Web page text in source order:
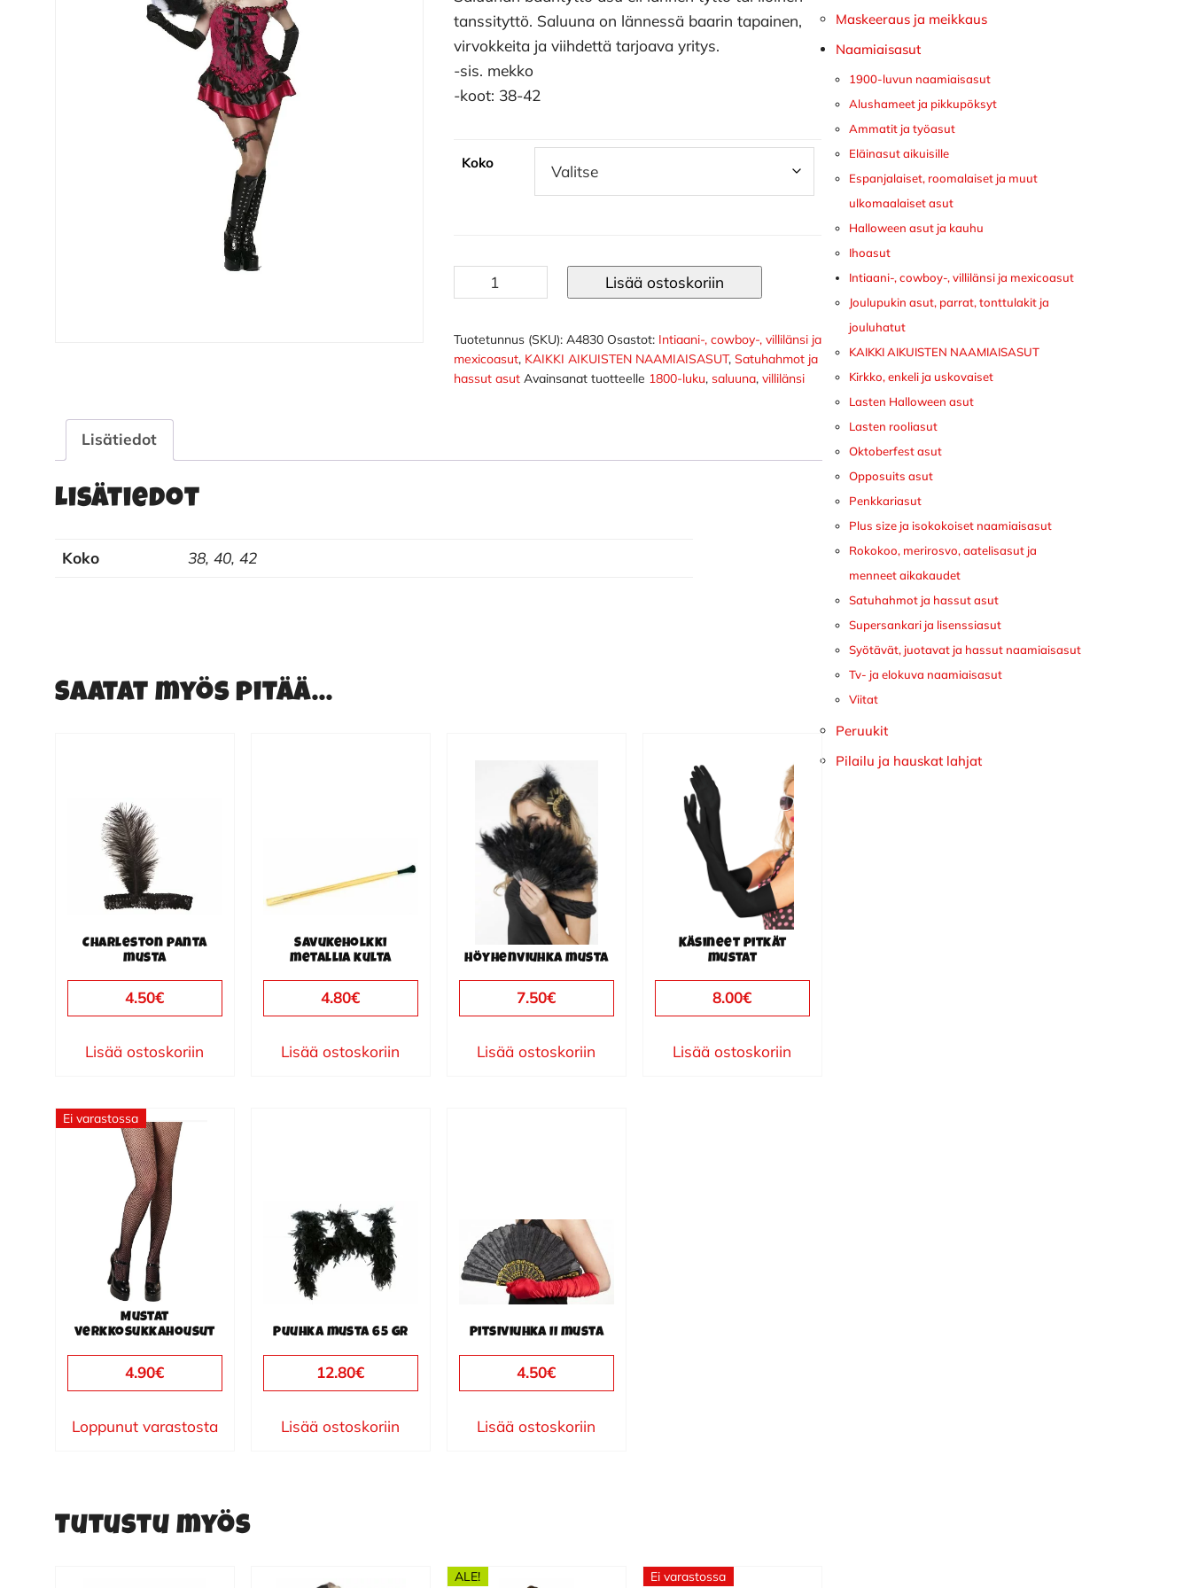
tanssityttö. Saluuna on lännessä baarin tapainen,
virvokkeita ja viihdettä tarjoava yritys.
-sis. mekko
-koot: 38-42
Koko
Saluunan
baarityttö
määrä
Lisää ostoskoriin
Tuotetunnus (SKU):A4830 Osastot: Intiaani-, cowboy-, villilänsi ja
mexicoasut, KAIKKI AIKUISTEN NAAMIAISASUT,Satuhahmot ja
hassut asut Avainsanat tuotteelle 1800-luku,saluuna,villilänsi
Lisätiedot
Lisätiedot
Koko 38, 40, 42
Saatat myös pitää...
Charleston panta
musta
4.50€
Lisää ostoskoriin
Savukeholkki
metallia kulta
4.80€
Lisää ostoskoriin
Höyhenviuhka musta
7.50€
Lisää ostoskoriin
Käsineet pitkät
mustat
8.00€
Lisää ostoskoriin
Ei varastossa
Mustat
verkkosukkahousut
4.90€
Loppunut varastosta
Puuhka musta 65 gr
12.80€
Lisää ostoskoriin
Pitsiviuhka II musta
4.50€
Lisää ostoskoriin
Tutustu myös
ALE! Ei varastossa
Maskeeraus ja meikkaus
Naamiaisasut
1900-luvun naamiaisasut
Alushameet ja pikkupöksyt
Ammatit ja työasut
Eläinasut aikuisille
Espanjalaiset, roomalaiset ja muut
ulkomaalaiset asut
Halloween asut ja kauhu
Ihoasut
Intiaani-, cowboy-, villilänsi ja mexicoasut
Joulupukin asut, parrat, tonttulakit ja
jouluhatut
KAIKKI AIKUISTEN NAAMIAISASUT
Kirkko, enkeli ja uskovaiset
Lasten Halloween asut
Lasten rooliasut
Oktoberfest asut
Opposuits asut
Penkkariasut
Plus size ja isokokoiset naamiaisasut
Rokokoo, merirosvo, aatelisasut ja
menneet aikakaudet
Satuhahmot ja hassut asut
Supersankari ja lisenssiasut
Syötävät, juotavat ja hassut naamiaisasut
Tv- ja elokuva naamiaisasut
Viitat
Peruukit
Pilailu ja hauskat lahjat